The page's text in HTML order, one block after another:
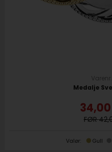
Medalje
34,00
Valør: Gull